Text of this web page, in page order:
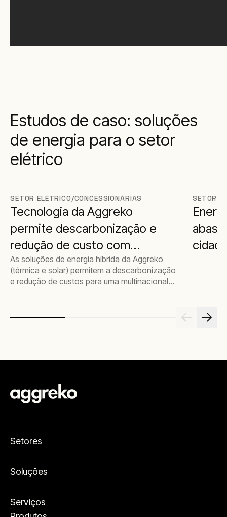
Estudos de caso: soluções
de energia para o setor
elétrico
SETOR ELÉTRICO/CONCESSIONÁRIAS
Tecnologia da Aggreko
permite descarbonização e
redução de custo com
combustível para geração
de energia
As soluções de energia híbrida da Aggreko
(térmica e solar) permitem a descarbonização
e redução de custos para uma multinacional
SETOR
Setores
Soluções
Serviços